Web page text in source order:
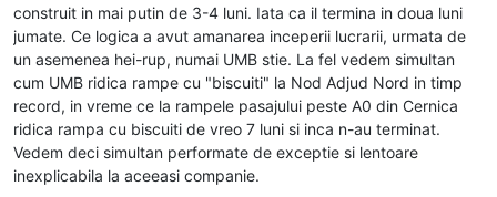
construit in mai putin de 3-4 luni. Iata ca il termina in doua luni
jumate. Ce logica a avut amanarea inceperii lucrarii, urmata de
un asemenea hei-rup, numai UMB stie. La fel vedem simultan
cum UMB ridica rampe cu "biscuiti" la Nod Adjud Nord in timp
record, in vreme ce la rampele pasajului peste A0 din Cernica
ridica rampa cu biscuiti de vreo 7 luni si inca n-au terminat.
Vedem deci simultan performate de exceptie si lentoare
inexplicabila la aceeasi companie.